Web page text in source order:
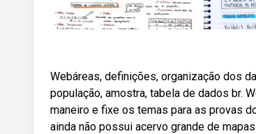
Webáreas, definições, organização dos
população, amostra, tabela de dados br.
maneiro e fixe os temas para as provas
ainda não possui acervo grande de